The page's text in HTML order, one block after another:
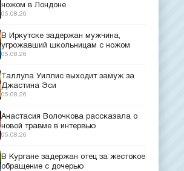
ножом в Лондоне
05.08.26
В Иркутске задержан мужчина,
угрожавший школьницам с ножом
05.08.26
Таллула Уиллис выходит замуж за
Джастина Эси
05.08.26
Анастасия Волочкова рассказала о
новой травме в интервью
05.08.26
В Кургане задержан отец за жестокое
обращение с дочерью